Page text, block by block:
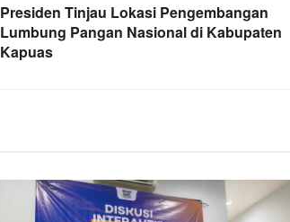
Presiden Tinjau Lokasi Pengembangan
Lumbung Pangan Nasional di Kabupaten
Kapuas